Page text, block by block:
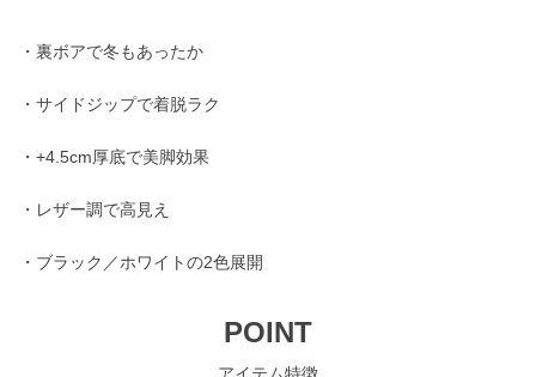
・裏ボアで冬もあったか
・サイドジップで着脱ラク
・+4.5cm厚底で美脚効果
・レザー調で高見え
・ブラック／ホワイトの2色展開
POINT